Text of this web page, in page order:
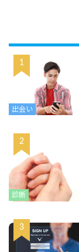
出会い
診断